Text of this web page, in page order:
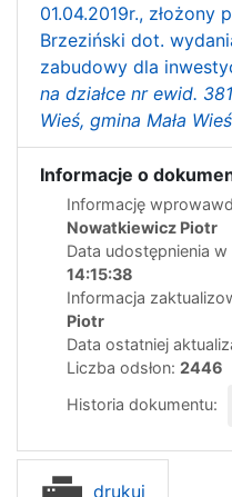
01.04.2019r., złożony
Brzeziński dot.
zabudowy dla
na działce nr ewid.
Wieś, gmina Mała Wieś
Informacje o
Informację
Nowatkiewicz Piotr
Data udostępnienia w
14:15:38
Informacja
Piotr
Data ostatniej
Liczba odsłon: 2446
Historia dokumentu:
drukuj